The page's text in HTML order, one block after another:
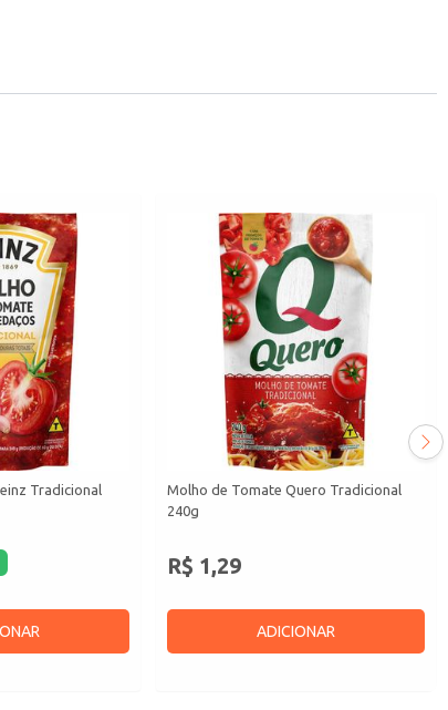
Tradicional
Molho de Tomate Quero Tradicional
240g
R$ 1,29
ADICIONAR